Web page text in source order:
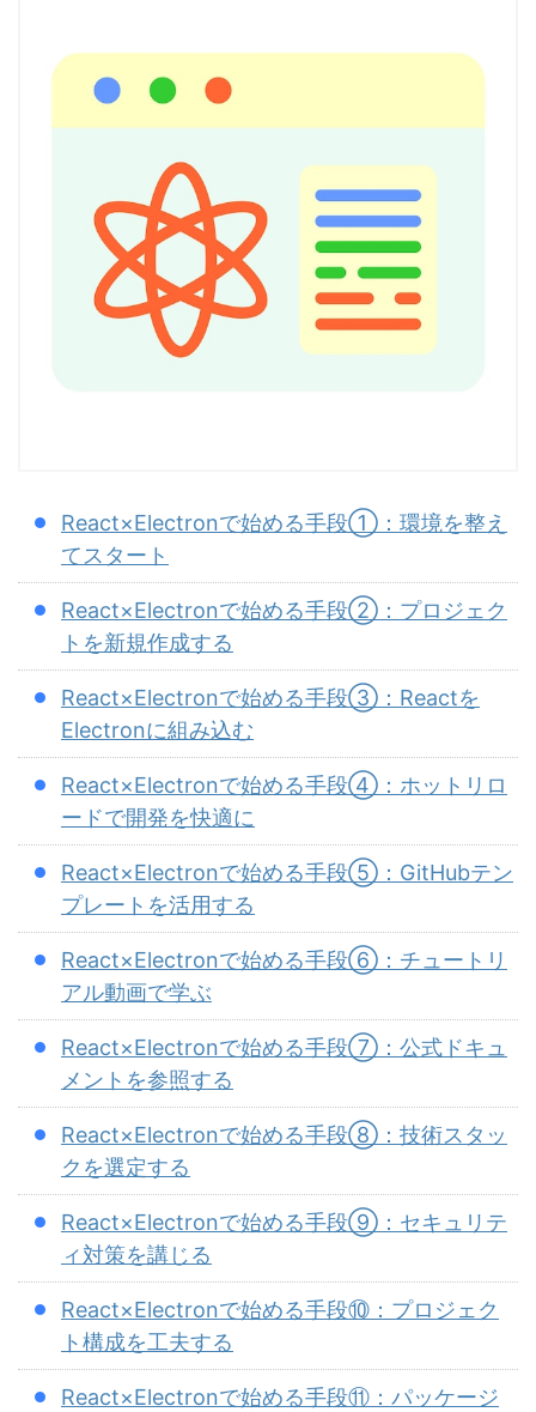
React×Electronで始める手段①：環境を整え
てスタート
React×Electronで始める手段②：プロジェク
トを新規作成する
React×Electronで始める手段③：Reactを
Electronに組み込む
React×Electronで始める手段④：ホットリロ
ードで開発を快適に
React×Electronで始める手段⑤：GitHubテン
プレートを活用する
React×Electronで始める手段⑥：チュートリ
アル動画で学ぶ
React×Electronで始める手段⑦：公式ドキュ
メントを参照する
React×Electronで始める手段⑧：技術スタッ
クを選定する
React×Electronで始める手段⑨：セキュリテ
ィ対策を講じる
React×Electronで始める手段⑩：プロジェク
ト構成を工夫する
React×Electronで始める手段⑪：パッケージ